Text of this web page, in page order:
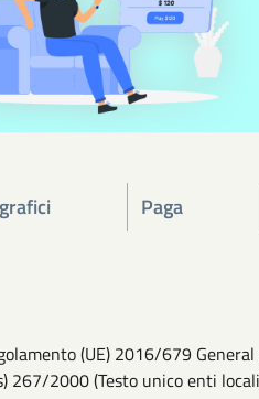
Paga
(UE) 2016/679
267/2000 (Testo unico enti